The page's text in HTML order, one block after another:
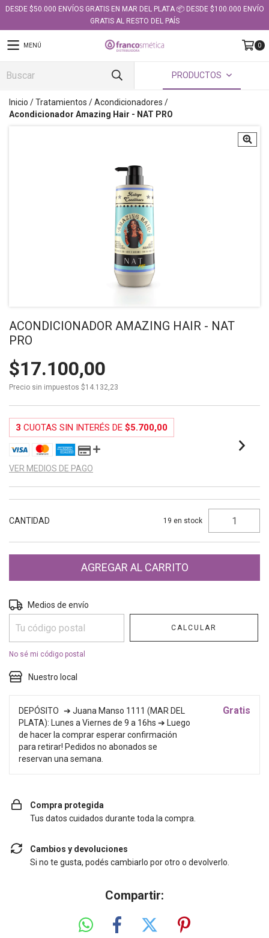
DESDE $50.000 ENVÍOS GRATIS EN MAR DEL PLATA 📦 DESDE $100.000 ENVÍO
GRATIS AL RESTO DEL PAÍS
MENÚ 0
PRODUCTOS
Inicio /Tratamientos /Acondicionadores /
Acondicionador Amazing Hair - NAT PRO
ACONDICIONADOR AMAZING HAIR - NAT
PRO
$17.100,00
Precio sin impuestos $14.132,23
3 CUOTAS SIN INTERÉS DE $5.700,00
VER MEDIOS DE PAGO
CANTIDAD 19 en stock
Entregas para el CP:
Medios de envío
CALCULAR
No sé mi código postal
Nuestro local
DEPÓSITO ➔ Juana Manso 1111 (MAR DEL
PLATA): Lunes a Viernes de 9 a 16hs ➔ Luego
de hacer la comprar esperar confirmación
para retirar! Pedidos no abonados se
reservan una semana.
Gratis
Compra protegida
Tus datos cuidados durante toda la compra.
Cambios y devoluciones
Si no te gusta, podés cambiarlo por otro o devolverlo.
Compartir: